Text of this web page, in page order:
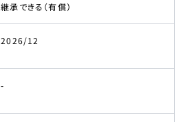
継承できる（有償）
2026/12
-